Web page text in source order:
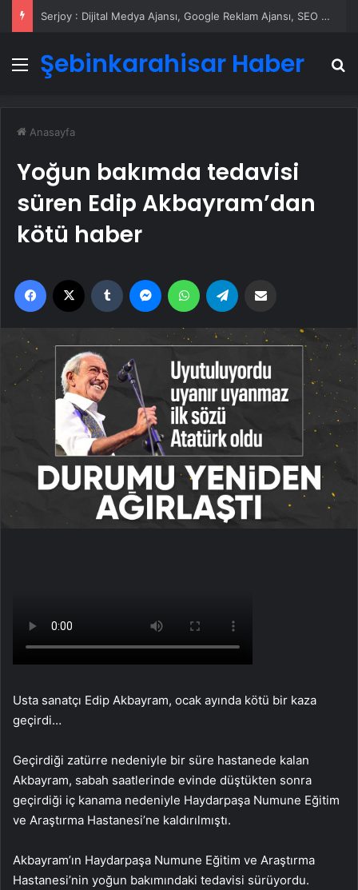
Serjoy : Dijital Medya Ajansı, Google Reklam Ajansı, SEO Ajansı ve Web Tasarım Ajansı
Menü
Şebinkarahisar Haber
Anasayfa
Yoğun bakımda tedavisi
süren Edip Akbayram’dan
kötü haber
Facebook Tumblr MessengerWhatsApp
Usta sanatçı Edip Akbayram, ocak ayında kötü bir kaza
geçirdi…
Geçirdiği zatürre nedeniyle bir süre hastanede kalan
Akbayram, sabah saatlerinde evinde düştükten sonra
geçirdiği iç kanama nedeniyle Haydarpaşa Numune Eğitim
ve Araştırma Hastanesi’ne kaldırılmıştı.
Akbayram’ın Haydarpaşa Numune Eğitim ve Araştırma
Hastanesi’nin yoğun bakımındaki tedavisi sürüyordu.